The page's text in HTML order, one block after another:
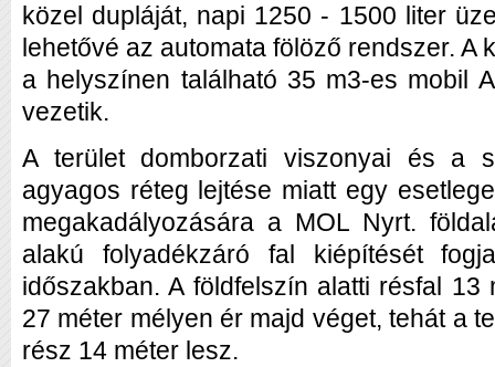
közel dupláját, napi 1250 - 1500 liter
lehetővé az automata fölöző rendszer. A
a helyszínen található 35 m3-es mobil
vezetik.
A terület domborzati viszonyai és a
agyagos réteg lejtése miatt egy
megakadályozására a MOL Nyrt.
alakú folyadékzáró fal kiépítését
időszakban. A földfelszín alatti résfal
27 méter mélyen ér majd véget, tehát a
rész 14 méter lesz.